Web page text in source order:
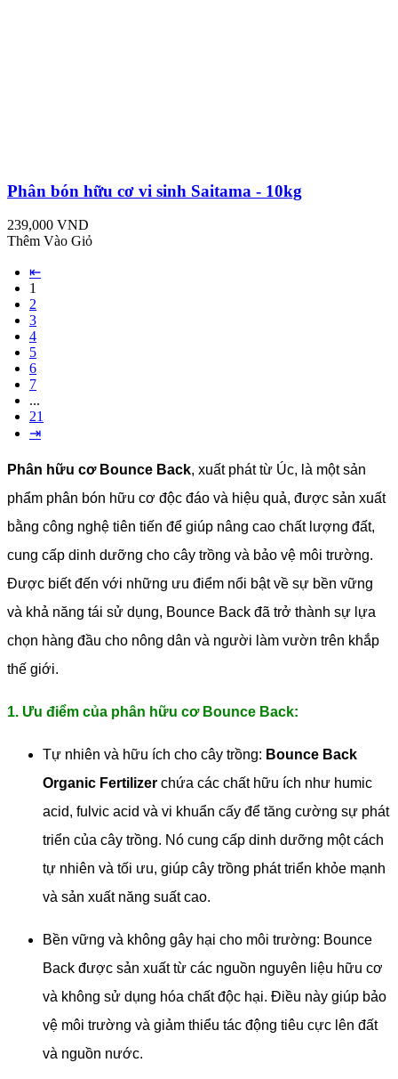
Phân bón hữu cơ vi sinh Saitama - 10kg
239,000 VND
Thêm Vào Giỏ
⇤
1
2
3
4
5
6
7
...
21
⇥
Phân hữu cơ Bounce Back, xuất phát từ Úc, là một sản
phẩm phân bón hữu cơ độc đáo và hiệu quả, được sản xuất
bằng công nghệ tiên tiến để giúp nâng cao chất lượng đất,
cung cấp dinh dưỡng cho cây trồng và bảo vệ môi trường.
Được biết đến với những ưu điểm nổi bật về sự bền vững
và khả năng tái sử dụng, Bounce Back đã trở thành sự lựa
chọn hàng đầu cho nông dân và người làm vườn trên khắp
thế giới.
1. Ưu điểm của phân hữu cơ Bounce Back:
Tự nhiên và hữu ích cho cây trồng: Bounce Back
Organic Fertilizer chứa các chất hữu ích như humic
acid, fulvic acid và vi khuẩn cấy để tăng cường sự phát
triển của cây trồng. Nó cung cấp dinh dưỡng một cách
tự nhiên và tối ưu, giúp cây trồng phát triển khỏe mạnh
và sản xuất năng suất cao.
Bền vững và không gây hại cho môi trường: Bounce
Back được sản xuất từ các nguồn nguyên liệu hữu cơ
và không sử dụng hóa chất độc hại. Điều này giúp bảo
vệ môi trường và giảm thiểu tác động tiêu cực lên đất
và nguồn nước.